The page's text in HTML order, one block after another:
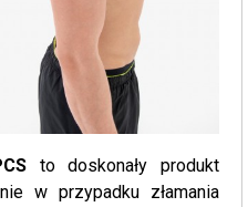
to doskonały produkt
w przypadku złamania